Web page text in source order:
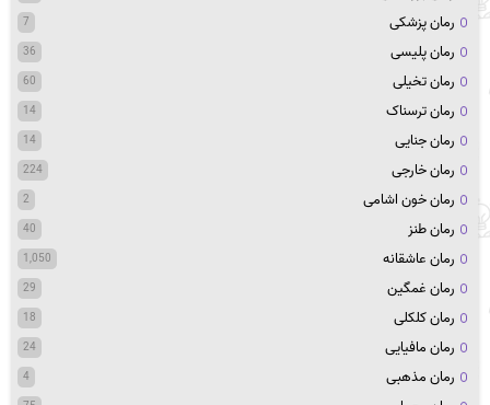
رمان پزشکی 7
رمان پلیسی 36
رمان تخیلی 60
رمان ترسناک 14
رمان جنایی 14
رمان خارجی 224
رمان خون اشامی 2
رمان طنز 40
رمان عاشقانه 1,050
رمان غمگین 29
رمان کلکلی 18
رمان مافیایی 24
رمان مذهبی 4